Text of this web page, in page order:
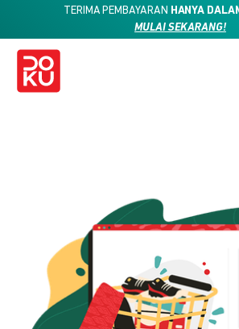
TERIMA PEMBAYARAN HANYA
MULAI SEKARANG!